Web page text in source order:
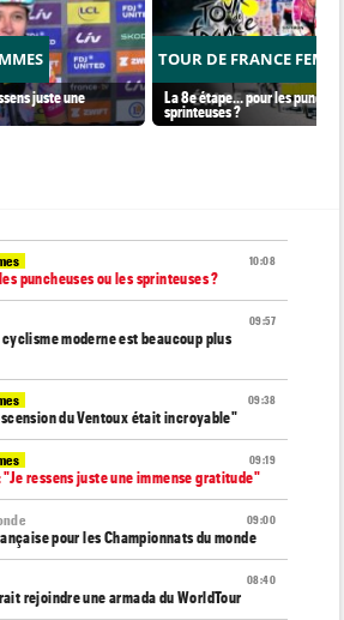
juste une
TOUR DE FRANCE
La 8e étape… pour les
sprinteuses ?
10:08
puncheuses ou les sprinteuses ?
09:57
moderne est beaucoup plus
09:38
du Ventoux était incroyable"
09:19
"Je ressens juste une immense gratitude"
09:00
pour les Championnats du monde
08:40
rejoindre une armada du WorldTour